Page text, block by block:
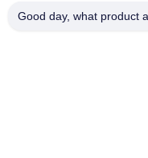
Οδός Yingbin αριθ.
Good day, what product